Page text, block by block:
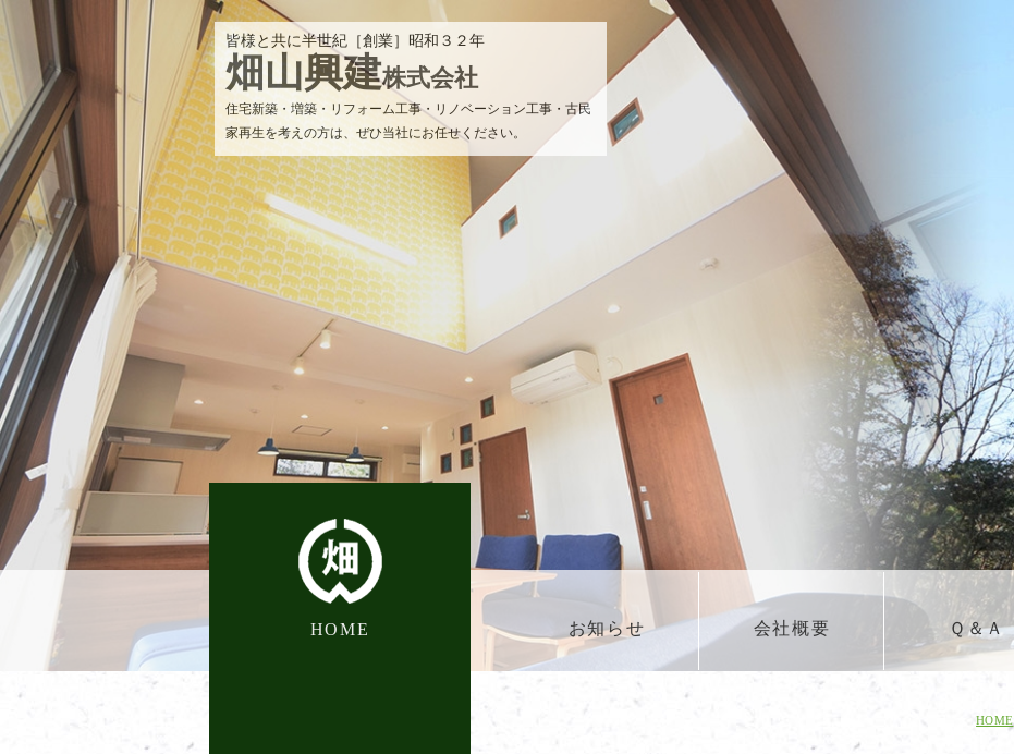
皆様と共に半世紀［創業］昭和３２年
畑山興建株式会社
住宅新築・増築・リフォーム工事・リノベーション工事・古民
家再生を考えの方は、ぜひ当社にお任せください。
HOME お知らせ 会社概要 Ｑ＆Ａ
HOME